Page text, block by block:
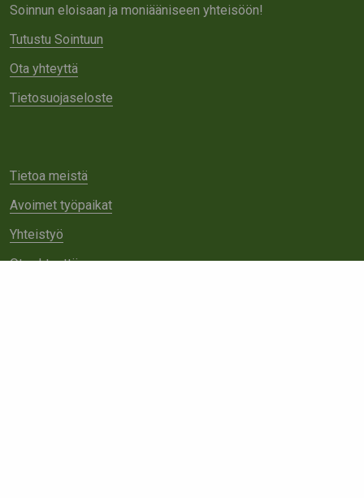
Soinnun eloisaan ja moniääniseen yhteisöön!
Tutustu Sointuun
Ota yhteyttä
Tietosuojaseloste
Tietoa meistä
Avoimet työpaikat
Yhteistyö
Ota yhteyttä